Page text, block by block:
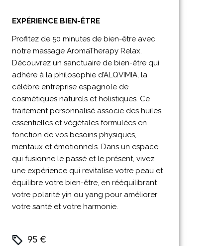
EXPÉRIENCE BIEN-ÊTRE
Profitez de 50 minutes de bien-être avec
notre massage AromaTherapy Relax.
Découvrez un sanctuaire de bien-être qui
adhère à la philosophie d’ALQVIMIA, la
célèbre entreprise espagnole de
cosmétiques naturels et holistiques. Ce
traitement personnalisé associe des huiles
essentielles et végétales formulées en
fonction de vos besoins physiques,
mentaux et émotionnels. Dans un espace
qui fusionne le passé et le présent, vivez
une expérience qui revitalise votre peau et
équilibre votre bien-être, en rééquilibrant
votre polarité yin ou yang pour améliorer
votre santé et votre harmonie.
95 €